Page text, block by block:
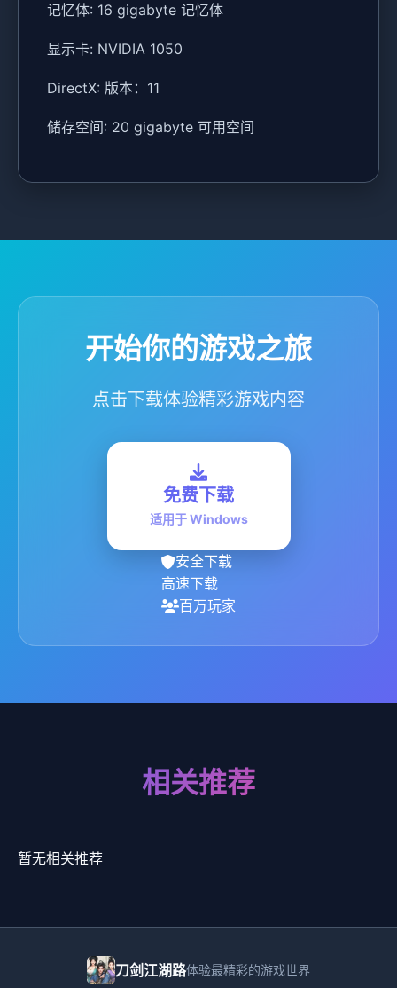
记忆体: 16 gigabyte 记忆体
显示卡: NVIDIA 1050
DirectX: 版本：11
储存空间: 20 gigabyte 可用空间
开始你的游戏之旅
点击下载体验精彩游戏内容
免费下载
适用于 Windows
安全下载
高速下载
百万玩家
相关推荐
暂无相关推荐
刀剑江湖路体验最精彩的游戏世界